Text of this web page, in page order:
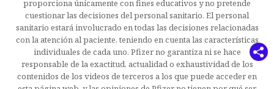
proporciona únicamente con fines educativos y no pretende
cuestionar las decisiones del personal sanitario. El personal
sanitario estará involucrado en todas las decisiones relacionadas
con la atención al paciente, teniendo en cuenta las características
individuales de cada uno. Pfizer no garantiza ni se hace
responsable de la exactitud, actualidad o exhaustividad de los
contenidos de los videos de terceros a los que puede acceder en